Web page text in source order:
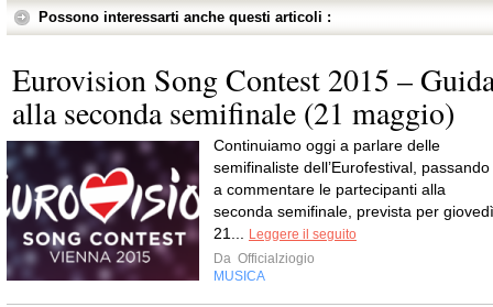
Possono interessarti anche questi articoli :
Eurovision Song Contest 2015 –
alla seconda semifinale (21 maggio)
Continuiamo oggi a parlare delle
semifinaliste dell’Eurofestival, passando
a commentare le partecipanti alla
seconda semifinale, prevista per giovedì
21...
Leggere il seguito
Da Officialziogio
MUSICA